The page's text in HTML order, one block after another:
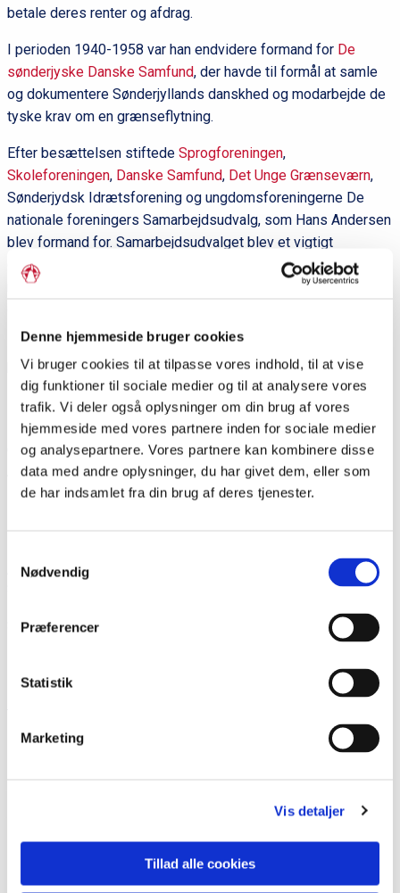
Denne hjemmeside bruger cookies
Vi bruger cookies til at tilpasse vores indhold, til at vise
dig funktioner til sociale medier og til at analysere vores
trafik. Vi deler også oplysninger om din brug af vores
hjemmeside med vores partnere inden for sociale medier
og analysepartnere. Vores partnere kan kombinere disse
data med andre oplysninger, du har givet dem, eller som
de har indsamlet fra din brug af deres tjenester.
Nødvendig
Præferencer
Statistik
Marketing
Vis detaljer
Tillad alle cookies
betale deres renter og afdrag.
I perioden 1940-1958 var han endvidere formand for De
sønderjyske Danske Samfund, der havde til formål at samle
og dokumentere Sønderjyllands danskhed og modarbejde de
tyske krav om en grænseflytning.
Efter besættelsen stiftede Sprogforeningen,
Skoleforeningen, Danske Samfund, Det Unge Grænseværn,
Sønderjydsk Idrætsforening og ungdomsforeningerne De
nationale foreningers Samarbejdsudvalg, som Hans Andersen
blev formand for. Samarbejdsudvalget blev et vigtigt
debatforum for grænselandets særlige spørgsmål, men
mistede sin betydning i takt med den nationale afspænding
I sine sidste leveår dyrkede Hans Andersen især sin
historiske interesse og leverede bl.a. bidrag tilSønderjysk
Månedsbrev.
Et portræt af Hans Andersen malet af Stefan Viggo Petersen
(1891-1965) er ophængt i Billedsalen påFolkehjemi
Aabenraa.
på Folkehjem
, Sprogforeningen og Historisk Samfund for
Sprogforeningens Almanak 1974, s. 113-115.
Del siden